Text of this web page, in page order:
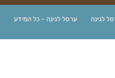
לגינה ערסל לגינה – כל המידע